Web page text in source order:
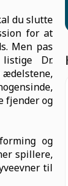
du slutte
for at
Men pas
Dr.
ædelstene,
fjender og
og
spillere,
til